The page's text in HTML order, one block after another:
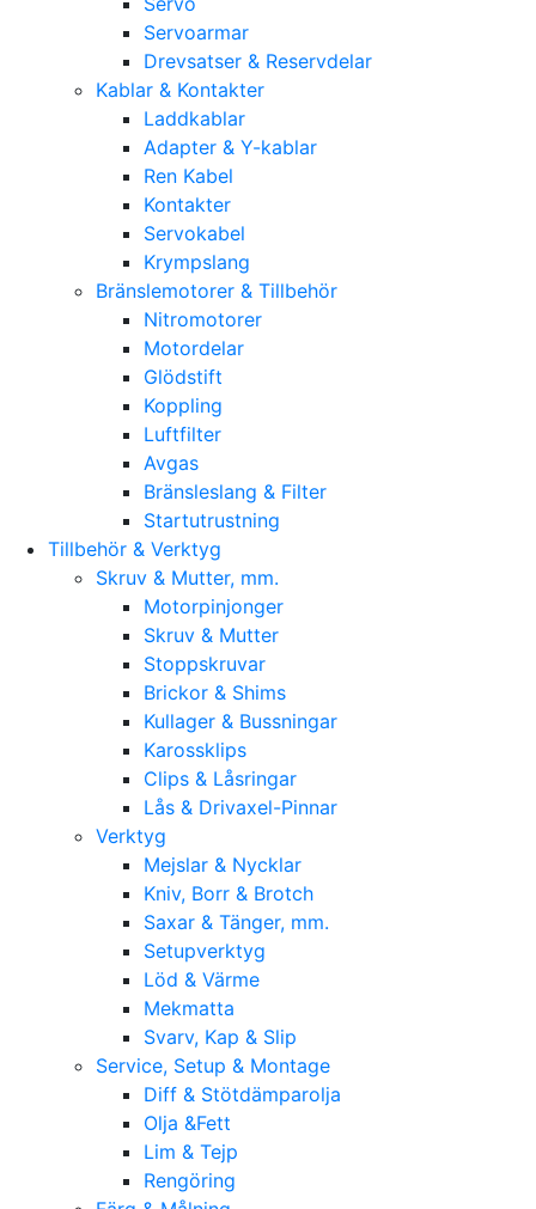
Servoarmar
Drevsatser & Reservdelar
Kablar & Kontakter
Laddkablar
Adapter & Y-kablar
Ren Kabel
Kontakter
Servokabel
Krympslang
Bränslemotorer & Tillbehör
Nitromotorer
Motordelar
Glödstift
Koppling
Luftfilter
Avgas
Bränsleslang & Filter
Startutrustning
Tillbehör & Verktyg
Skruv & Mutter, mm.
Motorpinjonger
Skruv & Mutter
Stoppskruvar
Brickor & Shims
Kullager & Bussningar
Karossklips
Clips & Låsringar
Lås & Drivaxel-Pinnar
Verktyg
Mejslar & Nycklar
Kniv, Borr & Brotch
Saxar & Tänger, mm.
Setupverktyg
Löd & Värme
Mekmatta
Svarv, Kap & Slip
Service, Setup & Montage
Diff & Stötdämparolja
Olja &Fett
Lim & Tejp
Rengöring